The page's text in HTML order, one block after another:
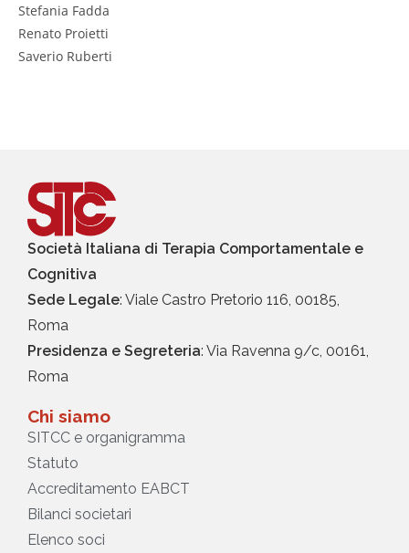
Stefania Fadda
Renato Proietti
Saverio Ruberti
Società Italiana di Terapia Comportamentale e
Cognitiva
Sede Legale: Viale Castro Pretorio 116, 00185,
Roma
Presidenza e Segreteria: Via Ravenna 9/c, 00161,
Roma
Chi siamo
SITCC e organigramma
Statuto
Accreditamento EABCT
Bilanci societari
Elenco soci